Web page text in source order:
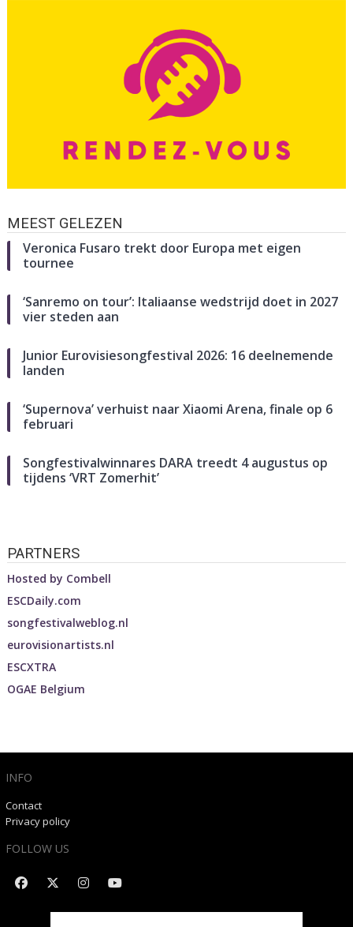
MEEST GELEZEN
Veronica Fusaro trekt door Europa met eigen
tournee
‘Sanremo on tour’: Italiaanse wedstrijd doet in 2027
vier steden aan
Junior Eurovisiesongfestival 2026: 16 deelnemende
landen
‘Supernova’ verhuist naar Xiaomi Arena, finale op 6
februari
Songfestivalwinnares DARA treedt 4 augustus op
tijdens ‘VRT Zomerhit’
PARTNERS
Hosted by Combell
ESCDaily.com
songfestivalweblog.nl
eurovisionartists.nl
ESCXTRA
OGAE Belgium
INFO
Contact
Privacy policy
FOLLOW US